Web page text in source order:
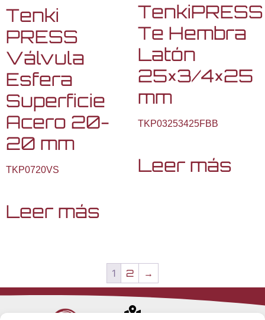
Tenki
PRESS
Válvula
Esfera
Superficie
Acero 20-
20 mm
TKP0720VS
Leer más
TenkiPRESS
Te Hembra
Latón
25×3/4×25
mm
TKP03253425FBB
Leer más
1 2 →